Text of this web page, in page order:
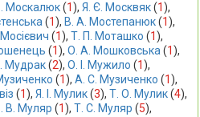
Москалюк (1), Я. Є. Москвяк (1),
(1), В. А. Мостепанюк (1),
(1), Т. П. Моташко (1),
(1), О. А. Мошковська (1),
Мудрак (2), О. І. Мужило (1),
(1), А. С. Музиченко (1),
(1), Я. І. Мулик (3), Т. О. Мулик (4),
В. Муляр (1), Т. С. Муляр (5),